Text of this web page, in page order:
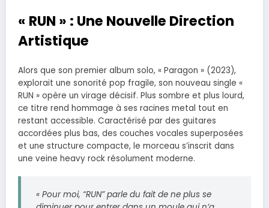
« RUN » : Une Nouvelle Direction
Artistique
Alors que son premier album solo, « Paragon » (2023),
explorait une sonorité pop fragile, son nouveau single «
RUN » opère un virage décisif. Plus sombre et plus lourd,
ce titre rend hommage à ses racines metal tout en
restant accessible. Caractérisé par des guitares
accordées plus bas, des couches vocales superposées
et une structure compacte, le morceau s’inscrit dans
une veine heavy rock résolument moderne.
« Pour moi, “RUN” parle du fait de ne plus se